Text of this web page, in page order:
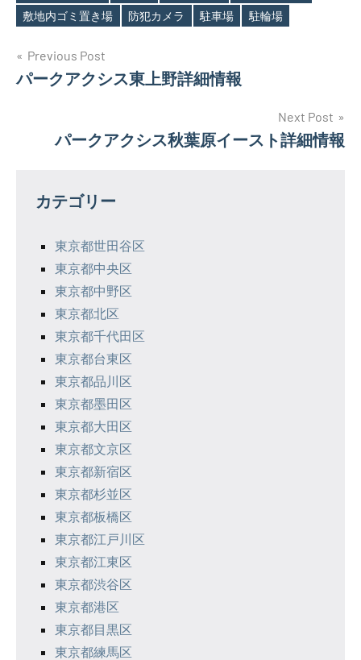
敷地内ゴミ置き場
防犯カメラ 駐車場 駐輪場
投
稿
ー
Previous Post
パークアクシス東上野詳細情報
Next Post
パークアクシス秋葉原イースト詳細情報
カテゴリー
東京都世田谷区
東京都中央区
東京都中野区
東京都北区
東京都千代田区
東京都台東区
東京都品川区
東京都墨田区
東京都大田区
東京都文京区
東京都新宿区
東京都杉並区
東京都板橋区
東京都江戸川区
東京都江東区
東京都渋谷区
東京都港区
東京都目黒区
東京都練馬区